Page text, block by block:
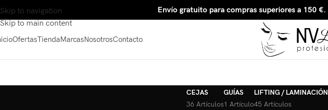
Skip to navigation
Skip to main content
Envío gratuito para compras superiores a 150 €.
OfertasTiendaMarcasNosotrosContacto
CEJAS
36 Artículos
GUÍAS
1 Artículo
LIFTING / LAMINACIÓN
45 Artículos